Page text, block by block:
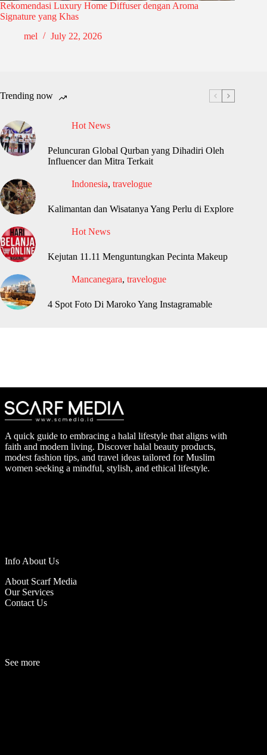
Rekomendasi Luxury Home Diffuser dengan Aroma
Signature yang Khas
mel
July 22, 2026
Trending now
Hot News
Peluncuran Global Qurban yang Dihadiri Oleh
Influencer dan Mitra Terkait
Indonesia, travelogue
Kalimantan dan Wisatanya Yang Perlu di Explore
Hot News
Kejutan 11.11 Menguntungkan Pecinta Makeup
Mancanegara, travelogue
4 Spot Foto Di Maroko Yang Instagramable
A quick guide to embracing a halal lifestyle that aligns with
faith and modern living. Discover halal beauty products,
modest fashion tips, and travel ideas tailored for Muslim
women seeking a mindful, stylish, and ethical lifestyle.
Info About Us
About Scarf Media
Our Services
Contact Us
See more